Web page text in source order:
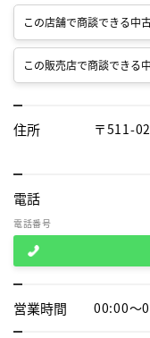
この店舗で商談できる中
この販売店で商談できる
住所 〒511-
電話
電話番号
営業時間 00:00～